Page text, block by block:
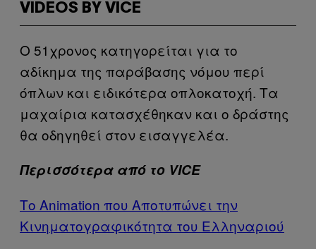
VIDEOS BY VICE
Ο 51χρονος κατηγορείται για το
αδίκημα της παράβασης νόμου περί
όπλων και ειδικότερα οπλοκατοχή. Τα
μαχαίρια κατασχέθηκαν και ο δράστης
θα οδηγηθεί στον εισαγγελέα.
Περισσότερα από το VICE
Το Animation που Αποτυπώνει την
Κινηματογραφικότητα του Ελληναριού